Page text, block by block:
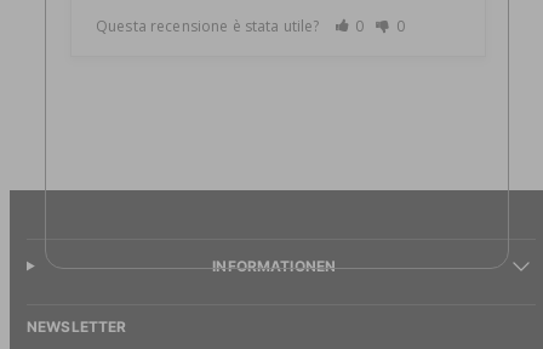
Questa recensione è stata utile?
0 0
INFORMATIONEN
NEWSLETTER